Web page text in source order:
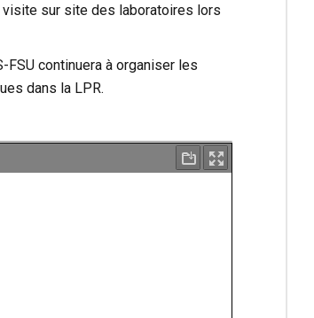
visite sur site des laboratoires lors
FSU continuera à organiser les
dans la LPR.